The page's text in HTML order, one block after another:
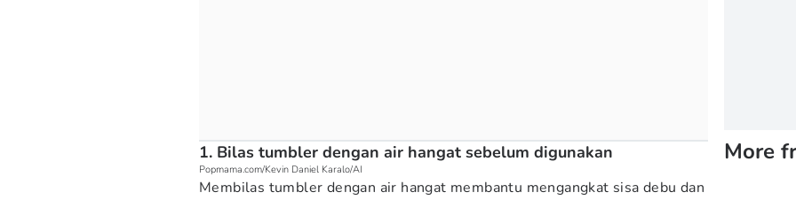
1. Bilas tumbler dengan air hangat sebelum digunakan
Popmama.com/Kevin Daniel Karalo/AI
Membilas tumbler dengan air hangat membantu mengangkat sisa debu dan
More